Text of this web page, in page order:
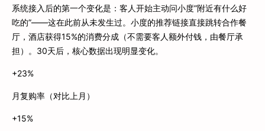
系统接入后的第一个变化是：客人开始主动问小度”附近有什么好
吃的”——这在此前从未发生过。小度的推荐链接直接跳转合作餐
厅，酒店获得15%的消费分成（不需要客人额外付钱，由餐厅承
担）。30天后，核心数据出现明显变化。
+23%
月复购率（对比上月）
+15%